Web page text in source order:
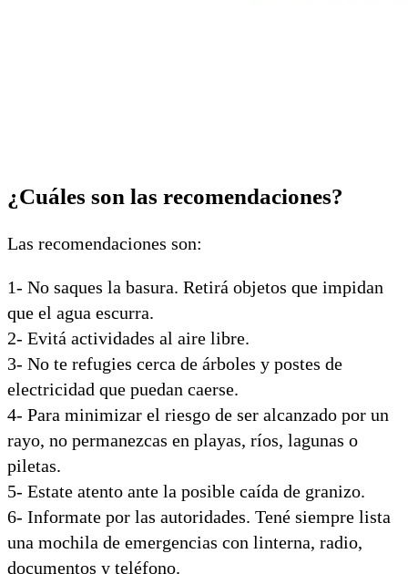
¿Cuáles son las recomendaciones?
Las recomendaciones son:
1- No saques la basura. Retirá objetos que impidan
que el agua escurra.
2- Evitá actividades al aire libre.
3- No te refugies cerca de árboles y postes de
electricidad que puedan caerse.
4- Para minimizar el riesgo de ser alcanzado por un
rayo, no permanezcas en playas, ríos, lagunas o
piletas.
5- Estate atento ante la posible caída de granizo.
6- Informate por las autoridades. Tené siempre lista
una mochila de emergencias con linterna, radio,
documentos y teléfono.